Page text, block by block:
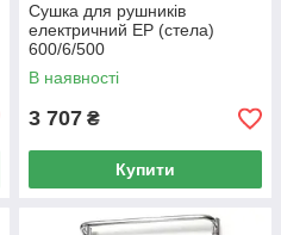
Сушка для рушників
електричний EP (стела)
600/6/500
В наявності
3 707 ₴
Купити